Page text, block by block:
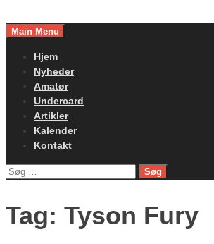
toMain Menu
Hjem
Nyheder
Amatør
Undercard
Artikler
Kalender
Kontakt
Søg
Tag: Tyson Fury